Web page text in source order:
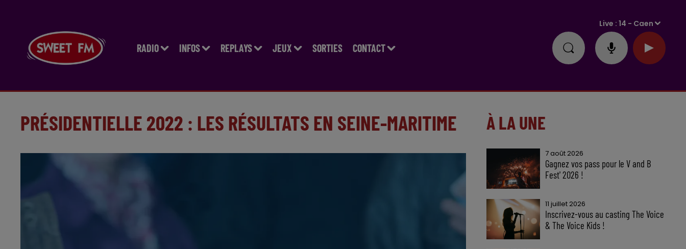
RADIO INFOS REPLAYS JEUX SORTIES CONTACT
Live :14 - Caen
PRÉSIDENTIELLE 2022 : LES RÉSULTATS EN SEINE-MARITIME À LA UNE
7 août 2026
Gagnez vos pass pour le V and B
Fest' 2026 !
11 juillet 2026
Inscrivez-vous au casting The Voice
& The Voice Kids !